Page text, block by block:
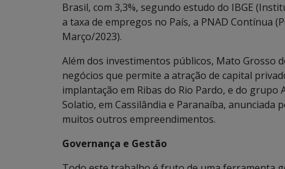
Brasil, com 3,3%, segundo estudo do IBGE
a taxa de empregos no País, a PNAD Contínua
Março/2023).
Além dos investimentos públicos, Mato Grosso
negócios que permite a atração de capital
implantação em Ribas do Rio Pardo, e do
Solatio, em Cassilândia e Paranaíba,
muitos outros empreendimentos.
Governança e Gestão